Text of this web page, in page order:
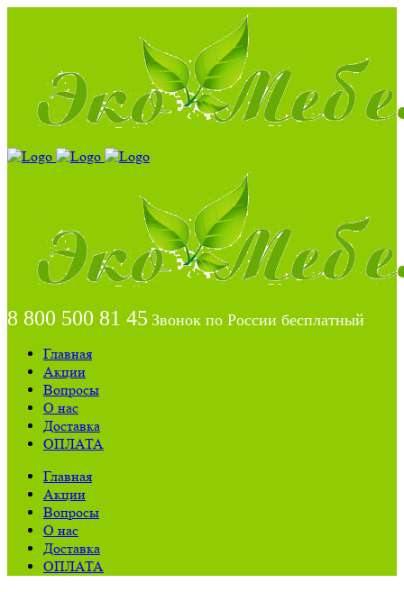
8 800 500 81 45 Звонок по России бесплатный
Главная
Акции
Вопросы
О нас
Доставка
ОПЛАТА
Главная
Акции
Вопросы
О нас
Доставка
ОПЛАТА